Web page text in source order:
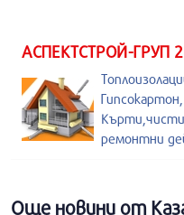
АСПЕКТСТРОЙ-ГРУП
ремонтни
Още новини от